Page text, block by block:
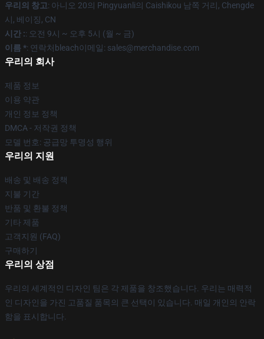
우리의 창고: 아니오 20의 Pingyuanli의 Caishikou 남쪽 거리, Chengde
시, 베이징, CN
시간 :: 오전 9시 ~ 오후 5시 (월 ~ 금)
이름 *: 연락처bleach이메일: sales@merchandise.com
우리의 회사
제품 정보
이용 약관
개인 정보 정책
DMCA - 저작권 정책
모델 번호: 공급망 투명성 행위
우리의 지원
배송 및 배송 정책
지불 기간
반품 및 환불 정책
기타 제품
고객지원 (FAQ)
구매하기
우리의 상점
우리의 세계적인 디자인 팀은 각 제품을 창조했습니다. 우리는 매력적
인 디자인을 가진 고품질 품목의 큰 선택이 있습니다. 매일 개인의 안락
함을 표시합니다.